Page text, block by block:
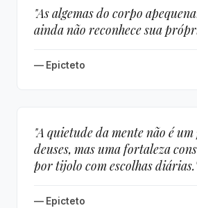
"As algemas do corpo
ainda não reconhece sua
— Epicteto
"A quietude da mente não é
deuses, mas uma fortaleza
por tijolo com escolhas
— Epicteto